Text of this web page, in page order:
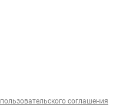
пользовательского соглашения